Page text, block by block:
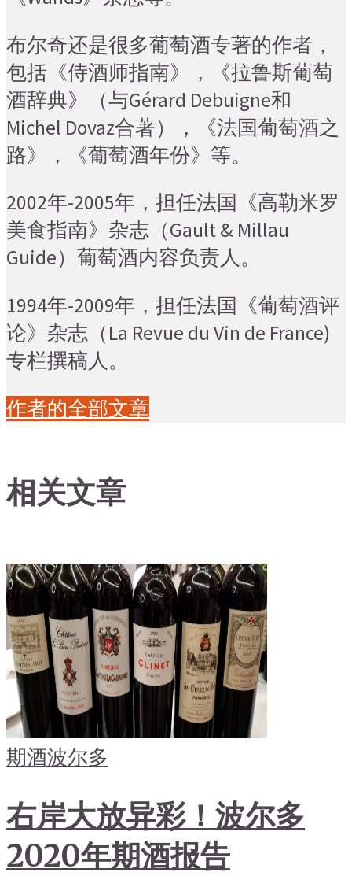
布尔奇还是很多葡萄酒专著的作者，
包括《侍酒师指南》，《拉鲁斯葡萄
酒辞典》（与Gérard Debuigne和
Michel Dovaz合著），《法国葡萄酒之
路》，《葡萄酒年份》等。
2002年-2005年，担任法国《高勒米罗
美食指南》杂志（Gault & Millau
Guide）葡萄酒内容负责人。
1994年-2009年，担任法国《葡萄酒评
论》杂志（La Revue du Vin de France)
专栏撰稿人。
作者的全部文章
相关文章
期酒波尔多
右岸大放异彩！波尔多
2020年期酒报告